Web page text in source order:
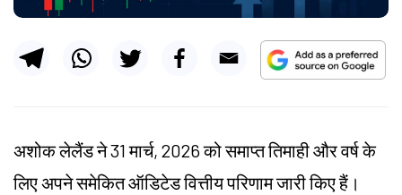
अशोक लेलैंड ने 31 मार्च, 2026 को समाप्त तिमाही और वर्ष के
लिए अपने समेकित ऑडिटेड वित्तीय परिणाम जारी किए हैं।